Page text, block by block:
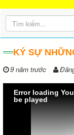
KÝ SỰ
9 năm trước
Error loading
be played